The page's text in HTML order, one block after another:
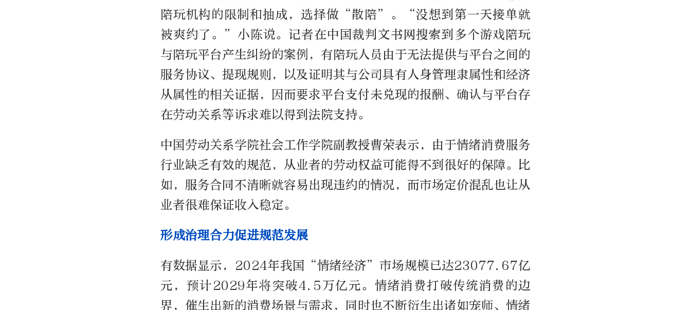
陪玩机构的限制和抽成，选择做“散陪”。“没想到第一天接单就
被爽约了。”小陈说。记者在中国裁判文书网搜索到多个游戏陪玩
与陪玩平台产生纠纷的案例，有陪玩人员由于无法提供与平台之间的
服务协议、提现规则，以及证明其与公司具有人身管理隶属性和经济
从属性的相关证据，因而要求平台支付未兑现的报酬、确认与平台存
在劳动关系等诉求难以得到法院支持。
中国劳动关系学院社会工作学院副教授曹荣表示，由于情绪消费服务
行业缺乏有效的规范，从业者的劳动权益可能得不到很好的保障。比
如，服务合同不清晰就容易出现违约的情况，而市场定价混乱也让从
业者很难保证收入稳定。
形成治理合力促进规范发展
有数据显示，2024年我国“情绪经济”市场规模已达23077.67亿
元，预计2029年将突破4.5万亿元。情绪消费打破传统消费的边
界，催生出新的消费场景与需求，同时也不断衍生出诸如宠师、情绪